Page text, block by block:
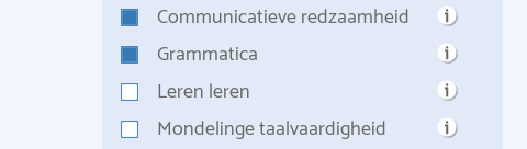
Communicatieve redzaamheid
Grammatica
Leren leren
Mondelinge taalvaardigheid